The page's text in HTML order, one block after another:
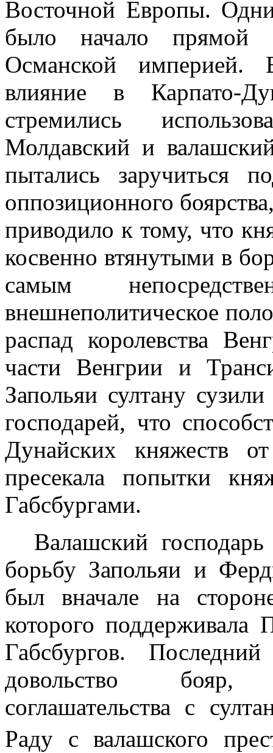
Восточной Европы.
было начало прямой
Османской империей.
влияние в Карпато-
стремились
Молдавский и
пытались заручиться
оппо­зиционного
приводило к тому, что
косвенно втянутыми в
самым
внешнеполитическое
распад королевства
части Венгрии и
Запольяи султану
господарей, что
Дунайских княжеств
пресекала попытки
Габсбургами.
Валашский
борьбу За­польяи и
был вначале на
которого поддерживала
Габсбургов.
довольство бояр,
соглашательства с
Раду с валашского